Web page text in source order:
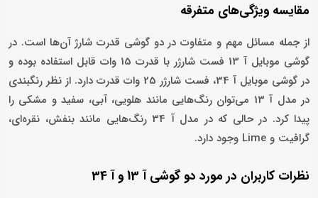
مقایسه ویژگی‌های متفرقه
از جمله مسائل مهم و متفاوت در دو گوشی قدرت شارژ آن‌ها است. در
گوشی موبایل آ 13 فست شارژر با قدرت 15 وات قابل استفاده بوده و
در گوشی موبایل آ 34، فست شارژر 25 وات قدرت دارد. از نظر رنگبندی
در مدل آ 13 می‌توان رنگ‌هایی مانند هلویی، آبی، سفید و مشکی را
پیدا کرد. در حالی که در مدل آ 34 رنگ‌هایی مانند بنفش، نقره‌ای،
گرافیت و Lime وجود دارد.
نظرات کاربران در مورد دو گوشی آ 13 و آ 34